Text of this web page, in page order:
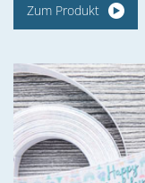
Zum Produkt